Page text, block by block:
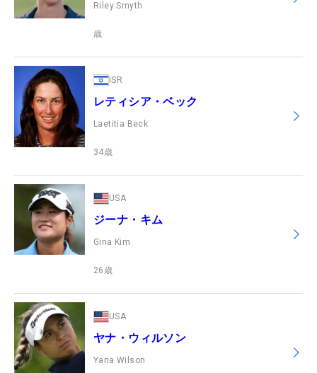
Riley Smyth
歳
ISR
レティシア・ベック
Laetitia Beck
34歳
USA
ジーナ・キム
Gina Kim
26 歳
USA
ヤナ・ウィルソン
Yana Wilson